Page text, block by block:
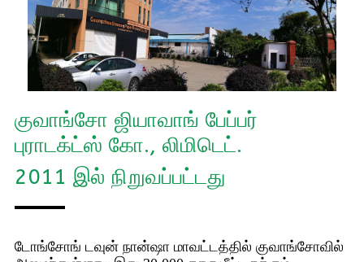
குவாங்சோ ஜியாவாங் பேப்பர்
புராடக்ட்ஸ் கோ., லிமிடெட்.
2011 இல் நிறுவப்பட்டது
டோங்சோங் டவுன் நான்ஷா மாவட்டத்தில் குவாங்சோவில்